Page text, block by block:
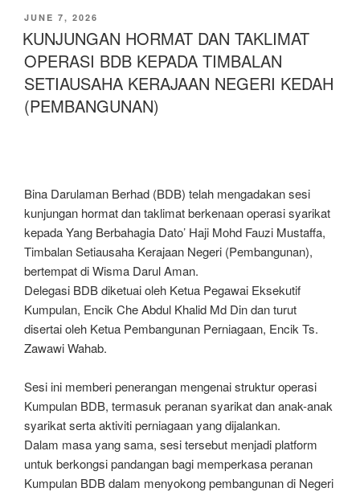
JUNE 7, 2026
KUNJUNGAN HORMAT DAN TAKLIMAT
OPERASI BDB KEPADA TIMBALAN
SETIAUSAHA KERAJAAN NEGERI KEDAH
(PEMBANGUNAN)
Bina Darulaman Berhad (BDB) telah mengadakan sesi
kunjungan hormat dan taklimat berkenaan operasi syarikat
kepada Yang Berbahagia Dato’ Haji Mohd Fauzi Mustaffa,
Timbalan Setiausaha Kerajaan Negeri (Pembangunan),
bertempat di Wisma Darul Aman.
Delegasi BDB diketuai oleh Ketua Pegawai Eksekutif
Kumpulan, Encik Che Abdul Khalid Md Din dan turut
disertai oleh Ketua Pembangunan Perniagaan, Encik Ts.
Zawawi Wahab.
Sesi ini memberi penerangan mengenai struktur operasi
Kumpulan BDB, termasuk peranan syarikat dan anak-anak
syarikat serta aktiviti perniagaan yang dijalankan.
Dalam masa yang sama, sesi tersebut menjadi platform
untuk berkongsi pandangan bagi memperkasa peranan
Kumpulan BDB dalam menyokong pembangunan di Negeri